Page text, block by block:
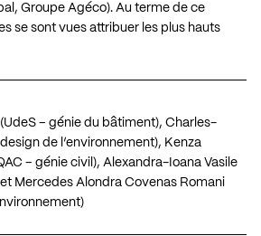
Groupe Agéco). Au terme de ce
se sont vues attribuer les plus hauts
(UdeS – génie du bâtiment), Charles-
de l’environnement), Kenza
– génie civil), Alexandra-Ioana Vasile
Mercedes Alondra Covenas Romani